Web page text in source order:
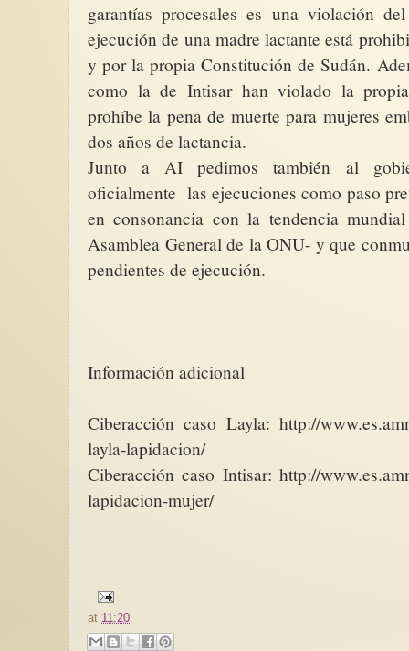
garantías procesales es una violación
ejecución de una madre lactante está
y por la propia Constitución de Sudán.
como la de Intisar han violado la
prohíbe la pena de muerte para mujeres
dos años de lactancia.
Junto a AI pedimos también al
oficialmente las ejecuciones como paso
en consonancia con la tendencia
Asamblea General de la ONU- y que
pendientes de ejecución.
Información adicional
Ciberacción caso Layla: http://
layla-lapidacion/
Ciberacción caso Intisar: http://
lapidacion-mujer/
at 11:20